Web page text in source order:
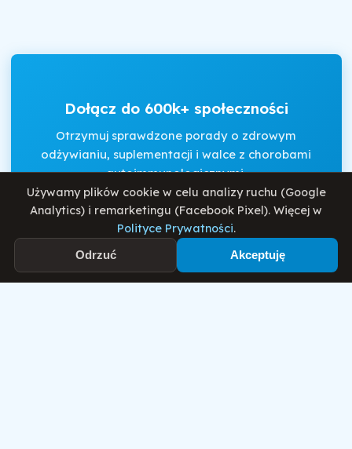
Dołącz do 600k+ społeczności
Otrzymuj sprawdzone porady o zdrowym
odżywianiu, suplementacji i walce z chorobami
autoimmunologicznymi.
AkceptujęRegulamin iPolitykę Prywatności.
Zapisz się
Używamy plików cookie w celu analizy ruchu (Google
Analytics) i remarketingu (Facebook Pixel). Więcej w
Polityce Prywatności.
Odrzuć Akceptuję